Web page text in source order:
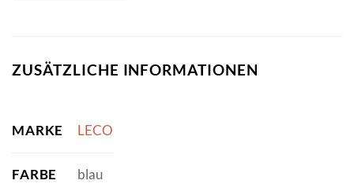
ZUSÄTZLICHE INFORMATIONEN
MARKE LECO
FARBE blau